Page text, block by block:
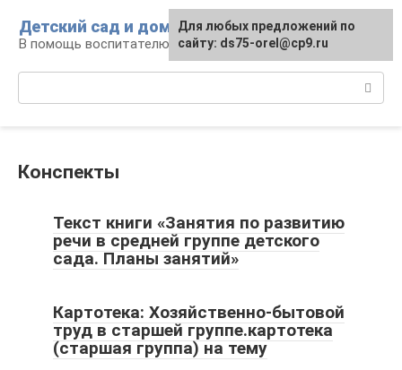
контенту
Детский сад и дом
В помощь воспитателю и родителям
Конспекты
Текст книги «Занятия по развитию
речи в средней группе детского
сада. Планы занятий»
Картотека: Хозяйственно-бытовой
труд в старшей группе.картотека
(старшая группа) на тему
Для любых предложений по
сайту: ds75-orel@cp9.ru